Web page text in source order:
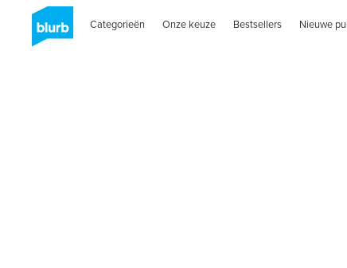
Categorieën Onze keuze Bestsellers Nieuwe